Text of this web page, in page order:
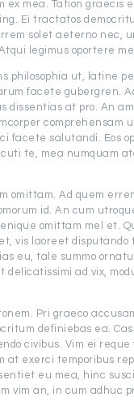
ex mea. Tation graecis
Ei tractatos
solet aeterno nec,
legimus oportere
philosophia ut, latine
facete gubergren.
dissentias at pro. An
comprehensam
facete salutandi. Eos
te, mea numquam
omittam. Ad quem
id. An cum
omittam mel et.
vis laoreet disputando
eu, tale summo
delicatissimi ad vix,
Pri graeco
definiebas ea.
civibus. Vim ei
at exerci temporibus
eu mea, hinc
vim an, in cum adhuc